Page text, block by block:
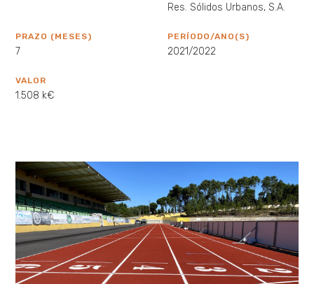
Res. Sólidos Urbanos, S.A.
PRAZO (MESES)
7
PERÍODO/ANO(S)
2021/2022
VALOR
1.508 k€